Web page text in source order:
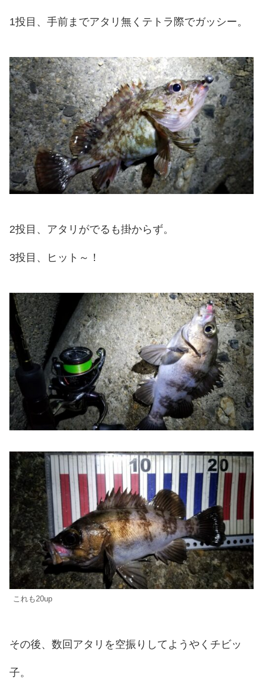
1投目、手前までアタリ無くテトラ際でガッシー。
2投目、アタリがでるも掛からず。
3投目、ヒット～！
これも20up
その後、数回アタリを空振りしてようやくチビッ
子。